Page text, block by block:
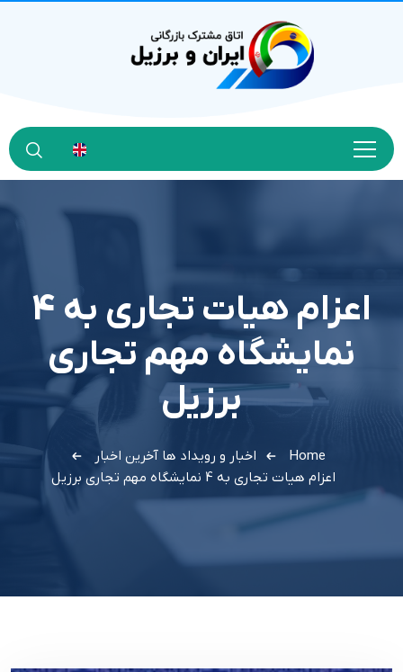
اعزام هیات تجاری به 4
نمایشگاه مهم تجاری
برزیل
Home اخبار و رویداد ها آخرین اخبار
اعزام هیات تجاری به 4 نمایشگاه مهم تجاری برزیل